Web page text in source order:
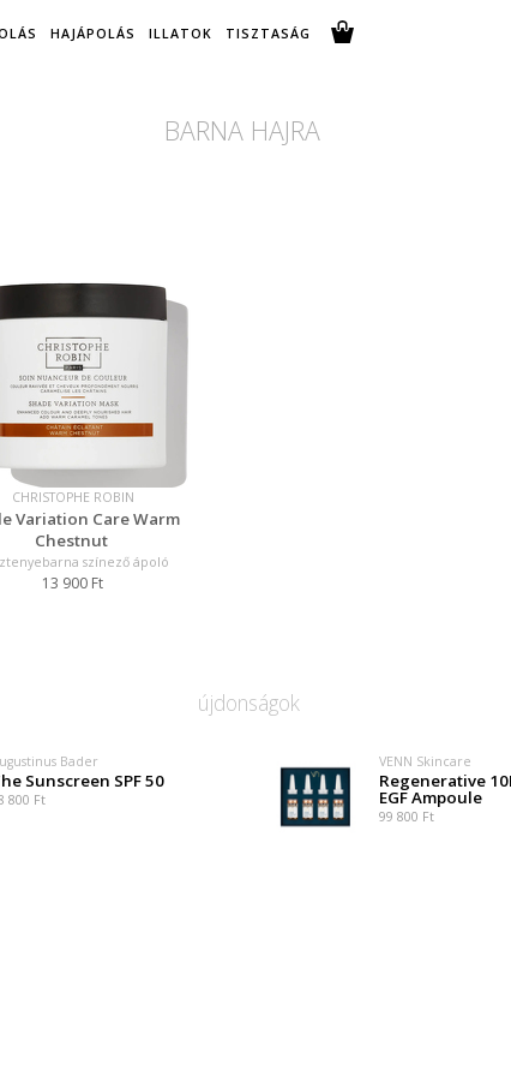
HAJÁPOLÁS ILLATOK TISZTASÁG
BARNA HAJRA
CHRISTOPHE ROBIN
Variation Care Warm
Chestnut
színező ápoló
13 900 Ft
újdonságok
Bader
Sunscreen SPF 50
800 Ft
VENN Skincare
Regenerative
EGF Ampoule
99 800 Ft